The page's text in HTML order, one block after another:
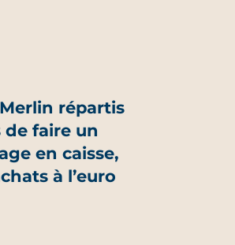
répartis
de faire un
en caisse,
à l’euro